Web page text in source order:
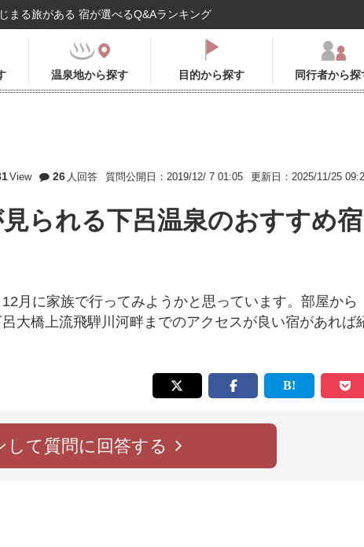
まる旅がある 宿が選べるQ&Aランキング
温泉地から探す 目的から探す 同行者から探
View 26 人回答 質問公開日：2019/12/ 7 01:05 更新日：2025/11/25
られる下呂温泉のおすすめ宿
月に家族で行ってみようかと思っています。部屋から
大橋上流飛騨川河畔までのアクセスが良い宿があれば
して質問に回答する